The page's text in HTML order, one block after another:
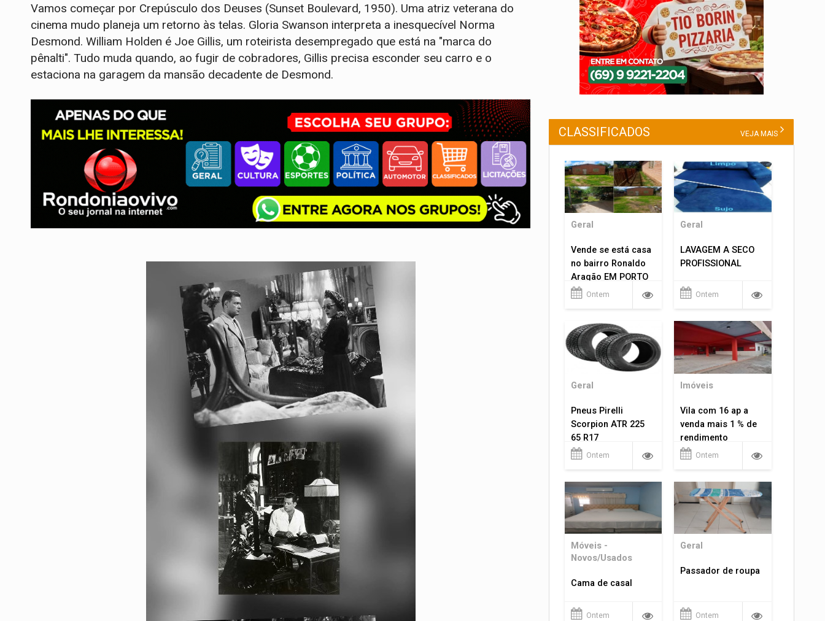
Vamos começar por Crepúsculo dos Deuses (Sunset Boulevard, 1950). Uma atriz veterana do
cinema mudo planeja um retorno às telas. Gloria Swanson interpreta a inesquecível Norma
Desmond. William Holden é Joe Gillis, um roteirista desempregado que está na "marca do
pênalti". Tudo muda quando, ao fugir de cobradores, Gillis precisa esconder seu carro e o
estaciona na garagem da mansão decadente de Desmond.
CLASSIFICADOS VEJA MAIS
Geral
Vende se está casa
no bairro Ronaldo
Aragão EM PORTO
VELHO RO.
Ontem
Geral
LAVAGEM A SECO
PROFISSIONAL
Ontem
Geral
Pneus Pirelli
Scorpion ATR 225
65 R17
Ontem
Imóveis
Vila com 16 ap a
venda mais 1 % de
rendimento
Ontem
Móveis -
Novos/Usados
Cama de casal
Ontem
Geral
Passador de roupa
Ontem